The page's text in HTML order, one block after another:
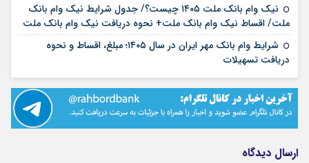
نیک وام بانک ملت ۱۴۰۵ چیست؟/ جدول شرایط نیک وام بانک
ملت/ اقساط نیک وام بانک ملت+ نحوه دریافت نیک وام بانک ملت
شرایط وام بانک مهر ایران در سال ۱۴۰۵؛ مبلغ، اقساط و نحوه
دریافت تسهیلات
ارسال دیدگاه